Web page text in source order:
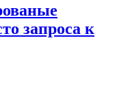
запроса к